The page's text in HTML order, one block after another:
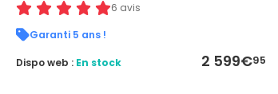
6 avis
Garanti 5 ans !
2 599€95
Dispo web : En stock